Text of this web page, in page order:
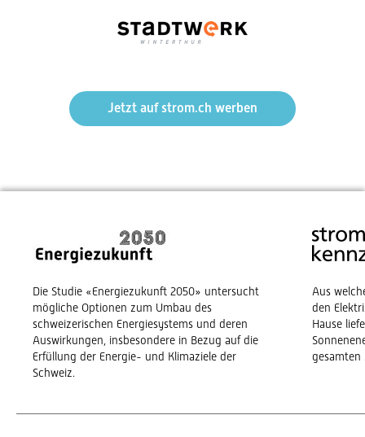
Jetzt auf strom.ch werben
Die Studie «Energiezukunft 2050» untersucht
mögliche Optionen zum Umbau des
schweizerischen Energiesystems und deren
Auswirkungen, insbesondere in Bezug auf die
Erfüllung der Energie- und Klimaziele der
Schweiz.
Aus
den
Hause
gesamten